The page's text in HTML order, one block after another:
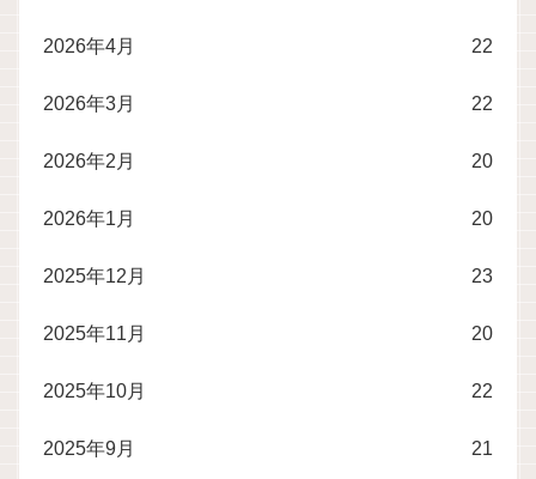
2026年4月 22
2026年3月 22
2026年2月 20
2026年1月 20
2025年12月 23
2025年11月 20
2025年10月 22
2025年9月 21